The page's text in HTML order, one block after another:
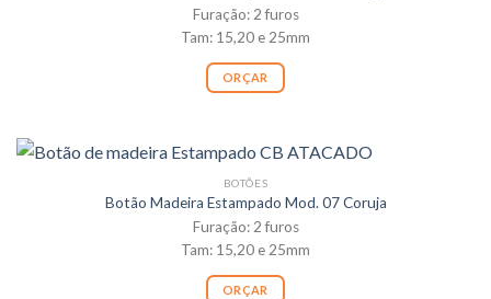
Furação: 2 furos
Tam: 15,20 e 25mm
ORÇAR
BOTÕES
Botão Madeira Estampado Mod. 07 Coruja
Furação: 2 furos
Tam: 15,20 e 25mm
ORÇAR